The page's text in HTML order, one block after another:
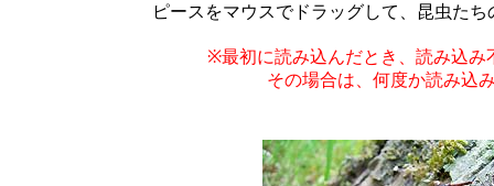
ピースをマウスでドラッグして、昆虫たち
※最初に読み込んだとき、読み込み
その場合は、何度か読み込